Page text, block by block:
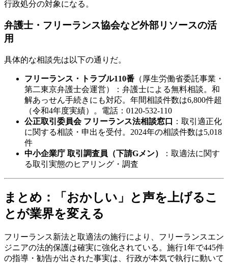
行政処分の対象になる。
弁護士・フリーランス協会など外部リソースの活
用
具体的な相談先は以下の通りだ。
フリーランス・トラブル110番 （厚生労働省委託事業・
第二東京弁護士会運営）：弁護士による無料相談。和
解あっせん手続きにも対応。年間相談件数は6,800件超
（令和4年度実績）。電話：0120-532-110
公正取引委員会 フリーランス法相談窓口
：取引適正化
に関する相談・申出を受付。2024年の相談件数は5,018
件
中小企業庁 取引調査員（下請Gメン）
：取適法に関す
る取引実態のヒアリング・調査
まとめ：「おかしい」と声を上げるこ
とが業界を変える
フリーランス新法と取適法の施行により、フリーランスエン
ジニアの法的保護は確実に強化されている。施行1年で445件
の指導・勧告が出された事実は、行政が本気で執行に動いて